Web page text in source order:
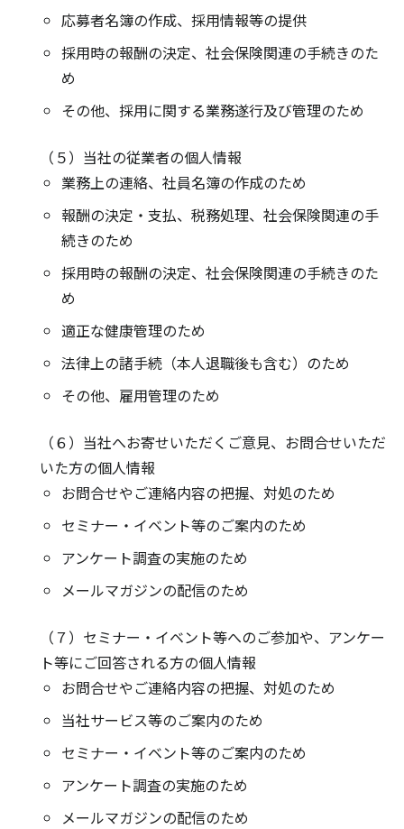
応募者名簿の作成、採用情報等の提供
採用時の報酬の決定、社会保険関連の手続きのた
め
その他、採用に関する業務遂行及び管理のため
（５）当社の従業者の個人情報
業務上の連絡、社員名簿の作成のため
報酬の決定・支払、税務処理、社会保険関連の手
続きのため
採用時の報酬の決定、社会保険関連の手続きのた
め
適正な健康管理のため
法律上の諸手続（本人退職後も含む）のため
その他、雇用管理のため
（６）当社へお寄せいただくご意見、お問合せいただ
いた方の個人情報
お問合せやご連絡内容の把握、対処のため
セミナー・イベント等のご案内のため
アンケート調査の実施のため
メールマガジンの配信のため
（７）セミナー・イベント等へのご参加や、アンケー
ト等にご回答される方の個人情報
お問合せやご連絡内容の把握、対処のため
当社サービス等のご案内のため
セミナー・イベント等のご案内のため
アンケート調査の実施のため
メールマガジンの配信のため